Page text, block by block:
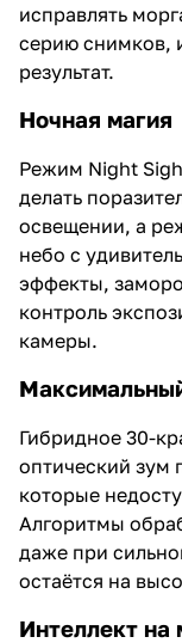
исправлять
серию снимков,
результат.
Ночная магия
Режим Night
делать
освещении, а
небо с
эффекты,
контроль
камеры.
Гибридное 30-
оптический зум
которые
Алгоритмы
даже при
остаётся на
Интеллект на